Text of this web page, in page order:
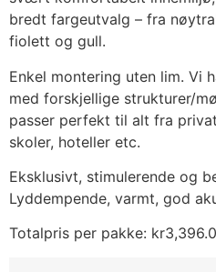
bredt fargeutvalg – fra
fiolett og gull.
Enkel montering uten lim. Vi
med forskjellige strukturer/
passer perfekt til alt fra
skoler, hoteller etc.
Eksklusivt, stimulerende og
Lyddempende, varmt, god
Totalpris per pakke: kr